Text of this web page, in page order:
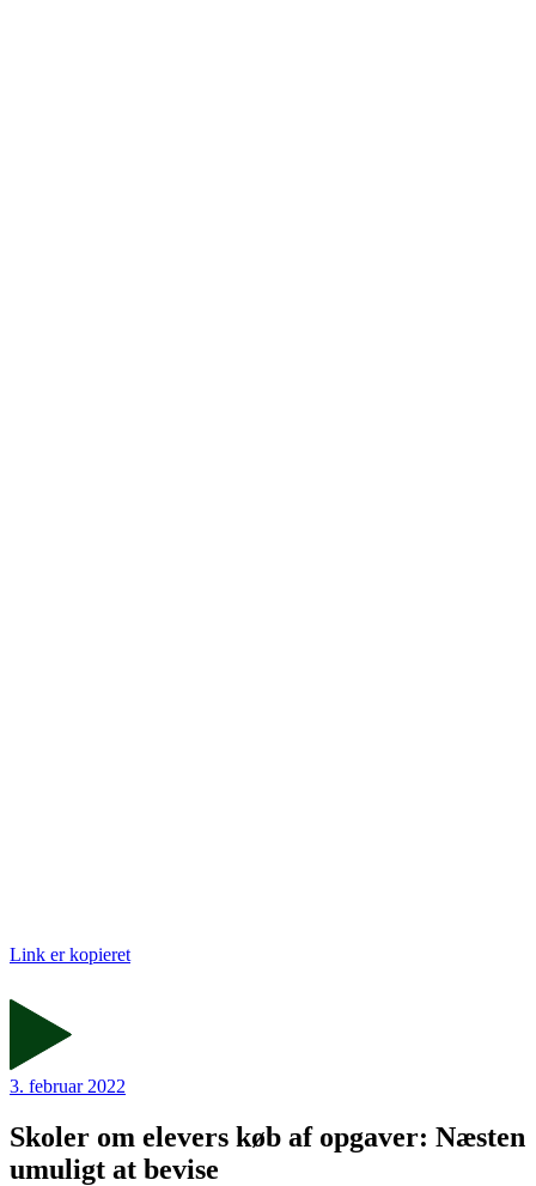
Link er kopieret
3. februar 2022
Skoler om elevers køb af opgaver: Næsten
umuligt at bevise